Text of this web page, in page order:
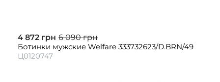
4 872 грн 6 090 грн
Ботинки мужские Welfare 333732623/D.BRN/49
Ц0120747